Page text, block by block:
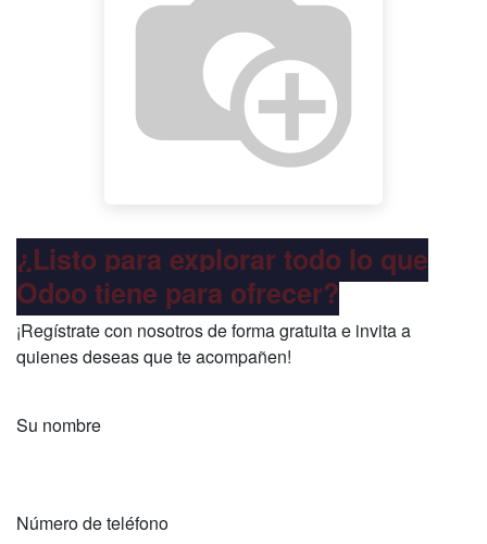
¿Listo para explorar todo lo que
Odoo tiene para ofrecer?
¡Regístrate con nosotros de forma gratuita e invita a
quienes deseas que te acompañen!
Su nombre
Número de teléfono